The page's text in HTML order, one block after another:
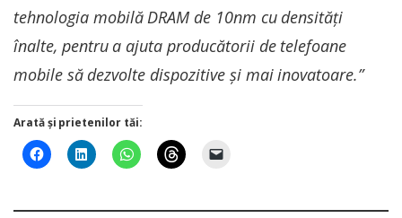
tehnologia mobilă DRAM de 10nm cu densități
înalte, pentru a ajuta producătorii de telefoane
mobile să dezvolte dispozitive și mai inovatoare.”
Arată și prietenilor tăi: